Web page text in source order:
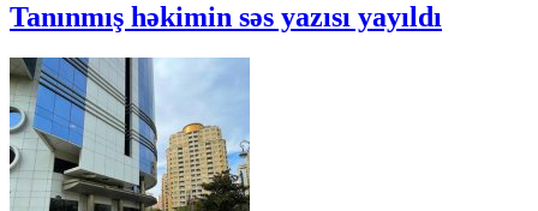
Tanınmış həkimin səs yazısı yayıldı